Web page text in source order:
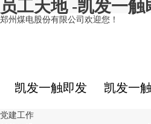
员工天地 -凯发一触
郑州煤电股份有限公司欢迎您！
凯发一触即发 凯发一
党建工作